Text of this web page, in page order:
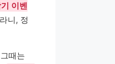
이벤
니, 정
때는